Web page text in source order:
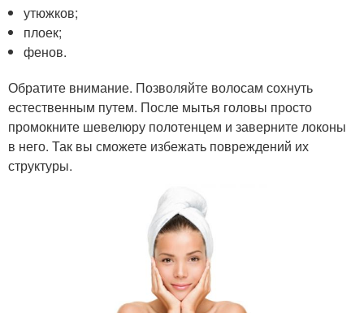
утюжков;
плоек;
фенов.
Обратите внимание. Позволяйте волосам сохнуть
естественным путем. После мытья головы просто
промокните шевелюру полотенцем и заверните локоны
в него. Так вы сможете избежать повреждений их
структуры.